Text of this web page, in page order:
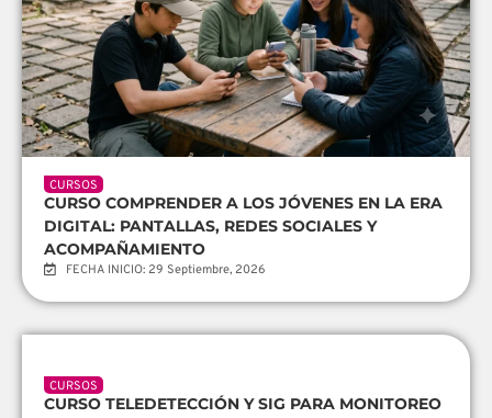
CURSOS
CURSO COMPRENDER A LOS JÓVENES EN LA ERA
DIGITAL: PANTALLAS, REDES SOCIALES Y
ACOMPAÑAMIENTO
FECHA INICIO: 29 Septiembre, 2026